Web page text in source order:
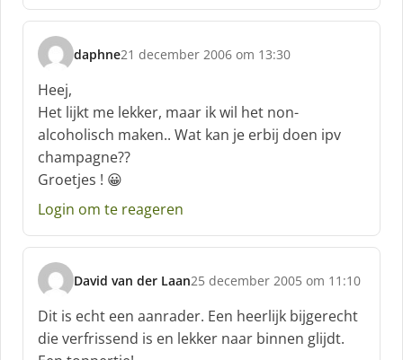
daphne
s
c
h
r
e
e
f
21 december 2006 om 13:30
Heej,
Het lijkt me lekker, maar ik wil het non-
alcoholisch maken.. Wat kan je erbij doen ipv
champagne??
Groetjes ! 😀
Login om te reageren
David van der Laan
s
c
h
r
25 december 2005 om 11:10
Dit is echt een aanrader. Een heerlijk bijgerecht
die verfrissend is en lekker naar binnen glijdt.